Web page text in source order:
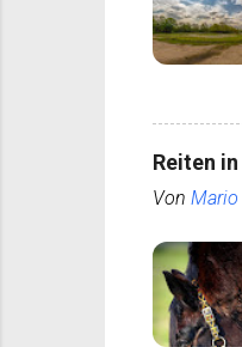
Reiten
Von